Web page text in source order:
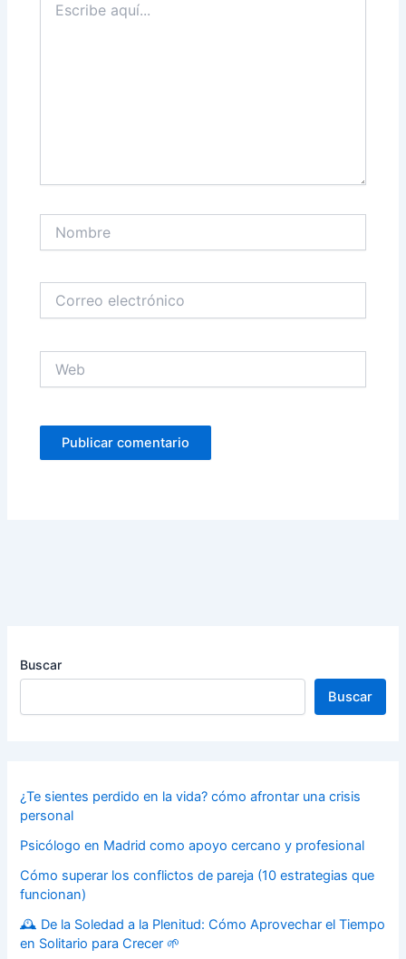
aquí...
electrónico
Buscar
Buscar
¿Te sientes perdido en la vida? cómo afrontar una crisis
personal
Psicólogo en Madrid como apoyo cercano y profesional
Cómo superar los conflictos de pareja (10 estrategias que
funcionan)
🕰️ De la Soledad a la Plenitud: Cómo Aprovechar el Tiempo
en Solitario para Crecer 🌱